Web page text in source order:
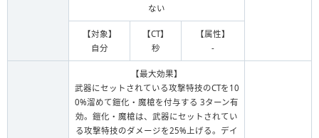
ない
【対象】
自分
【CT】
秒
【属性】
-
【最大効果】
武器にセットされている攻撃特技のCTを10
0%溜めて鎧化・魔槍を付与する 3ターン有
効。鎧化・魔槍は、武器にセットされてい
る攻撃特技のダメージを25%上げる。デイ